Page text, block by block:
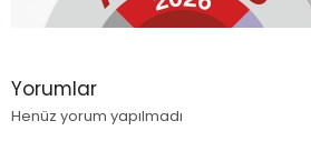
Yorumlar
Henüz yorum yapılmadı